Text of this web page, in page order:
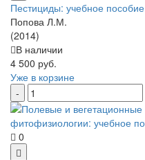
Пестициды: учебное пособие
Попова Л.М.
(2014)
В наличии
4 500 руб.
Уже в корзине
0